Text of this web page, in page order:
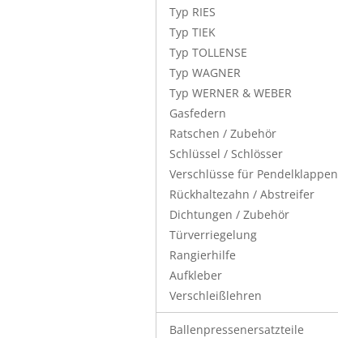
Typ RIES
Typ TIEK
Typ TOLLENSE
Typ WAGNER
Typ WERNER & WEBER
Gasfedern
Ratschen / Zubehör
Schlüssel / Schlösser
Verschlüsse für Pendelklappen
Rückhaltezahn / Abstreifer
Dichtungen / Zubehör
Türverriegelung
Rangierhilfe
Aufkleber
Verschleißlehren
Ballenpressenersatzteile